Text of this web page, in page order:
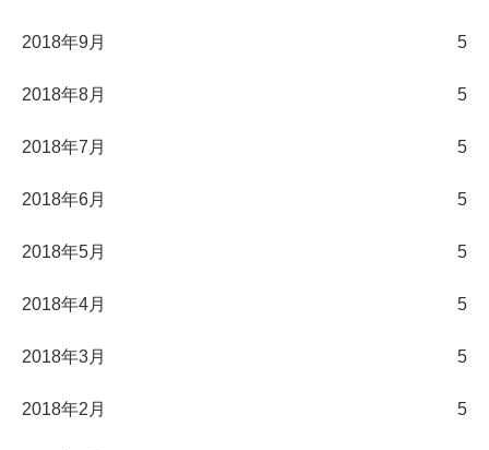
2018年9月 5
2018年8月 5
2018年7月 5
2018年6月 5
2018年5月 5
2018年4月 5
2018年3月 5
2018年2月 5